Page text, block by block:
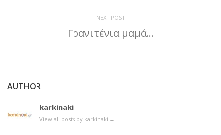
NEXT POST
Γρανιτένια μαμά…
AUTHOR
karkinaki
View all posts by karkinaki →